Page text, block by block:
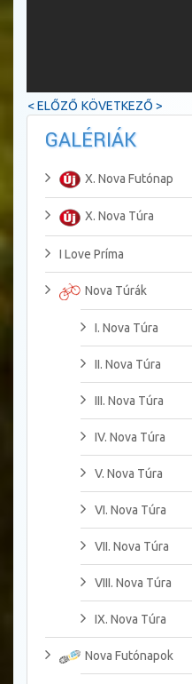
< ELŐZŐ KÖVETKEZŐ >
GALÉRIÁK
X. Nova Futónap
X. Nova Túra
I Love Príma
Nova Túrák
I. Nova Túra
II. Nova Túra
III. Nova Túra
IV. Nova Túra
V. Nova Túra
VI. Nova Túra
VII. Nova Túra
VIII. Nova Túra
IX. Nova Túra
Nova Futónapok